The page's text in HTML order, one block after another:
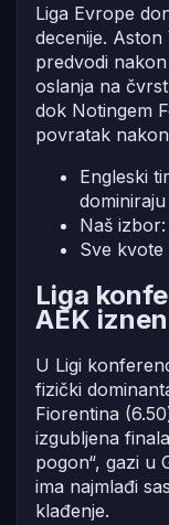
Liga Evrope
decenije. Aston
predvodi
oslanja na
dok Notingem
povratak
Engleski
Naš izbor:
Sve
Liga
AEK
U Ligi
fizički
Fiorentina
izgubljena
pogon“, gazi u
ima najmlađi
klađenje.